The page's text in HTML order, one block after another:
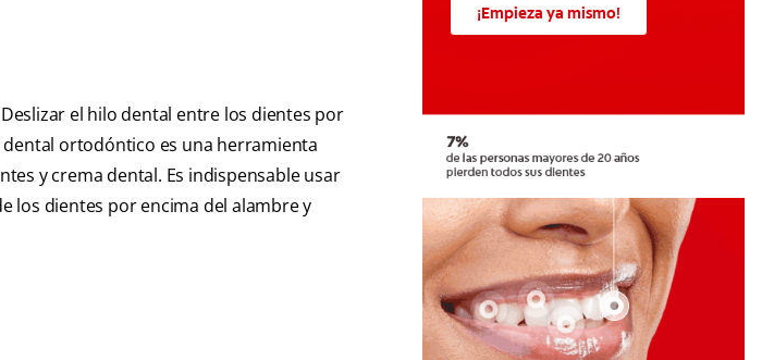
el hilo dental entre los dientes por
ortodóntico es una herramienta
y crema dental. Es indispensable usar
los dientes por encima del alambre y
¡Empieza ya mismo!